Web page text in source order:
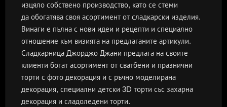
изцяло собствено производство, като се стеми
да обогатява своя асортимент от сладкарски изделия.
Винаги е пълна с нови идеи и рецепти и специално
отношение към визията на предлаганите артикули.
Сладкарница Джорджо Джани предлага на своите
клиенти богат асортимент от сватбени и празнични
торти с фото декорация и с ръчно моделирана
декорация, специални детски 3D торти със захарна
декорация и сладоледени торти.